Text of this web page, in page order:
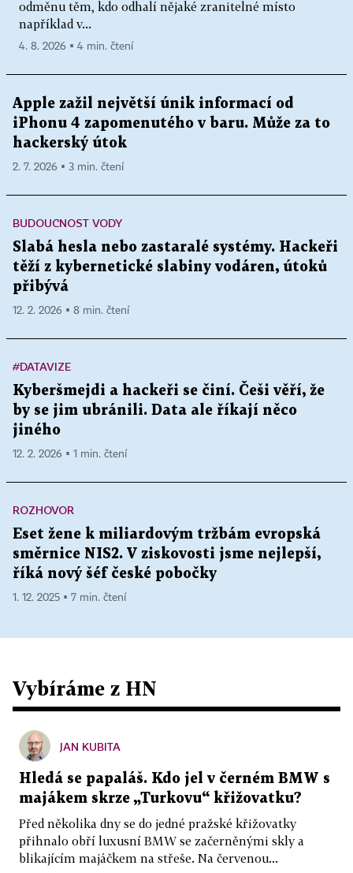
odměnu těm, kdo odhalí nějaké zranitelné místo
například v...
4. 8. 2026 ▪ 4 min. čtení
Apple zažil největší únik informací od
iPhonu 4 zapomenutého v baru. Může za to
hackerský útok
2. 7. 2026 ▪ 3 min. čtení
BUDOUCNOST VODY
Slabá hesla nebo zastaralé systémy. Hackeři
těží z kybernetické slabiny vodáren, útoků
přibývá
12. 2. 2026 ▪ 8 min. čtení
#DATAVIZE
Kyberšmejdi a hackeři se činí. Češi věří, že
by se jim ubránili. Data ale říkají něco
jiného
12. 2. 2026 ▪ 1 min. čtení
ROZHOVOR
Eset žene k miliardovým tržbám evropská
směrnice NIS2. V ziskovosti jsme nejlepší,
říká nový šéf české pobočky
1. 12. 2025 ▪ 7 min. čtení
Vybíráme z HN
JAN KUBITA
Hledá se papaláš. Kdo jel v černém BMW s
majákem skrze „Turkovu“ křižovatku?
Před několika dny se do jedné pražské křižovatky
přihnalo obří luxusní BMW se začerněnými skly a
blikajícím majáčkem na střeše. Na červenou...